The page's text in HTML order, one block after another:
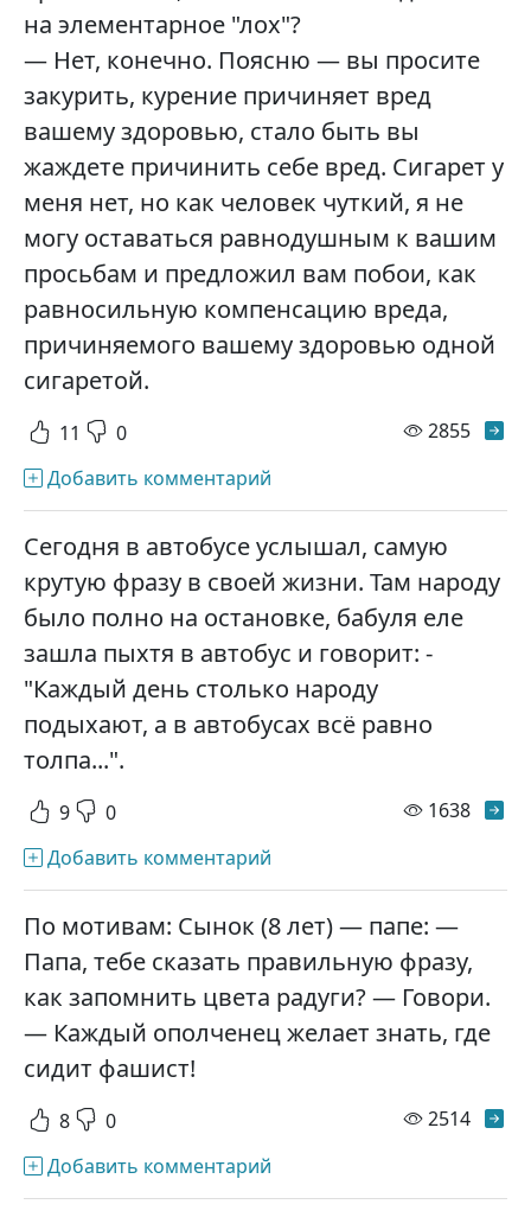
на элементарное "лох"?
— Нет, конечно. Поясню — вы просите
закурить, курение причиняет вред
вашему здоровью, стало быть вы
жаждете причинить себе вред. Сигарет у
меня нет, но как человек чуткий, я не
могу оставаться равнодушным к вашим
просьбам и предложил вам побои, как
равносильную компенсацию вреда,
причиняемого вашему здоровью одной
сигаретой.
11 0 2855
Добавить комментарий
Сегодня в автобусе услышал, самую
крутую фразу в своей жизни. Там народу
было полно на остановке, бабуля еле
зашла пыхтя в автобус и говорит: -
"Каждый день столько народу
подыхают, а в автобусах всё равно
толпа...".
9 0 1638
Добавить комментарий
По мотивам: Сынок (8 лет) — папе: —
Папа, тебе сказать правильную фразу,
как запомнить цвета радуги? — Говори.
— Каждый ополченец желает знать, где
сидит фашист!
8 0 2514
Добавить комментарий